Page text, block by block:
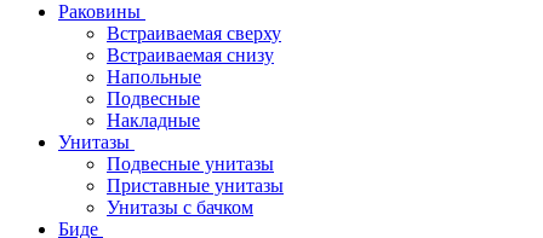
Раковины
Встраиваемая сверху
Встраиваемая снизу
Напольные
Подвесные
Накладные
Унитазы
Подвесные унитазы
Приставные унитазы
Унитазы с бачком
Биде